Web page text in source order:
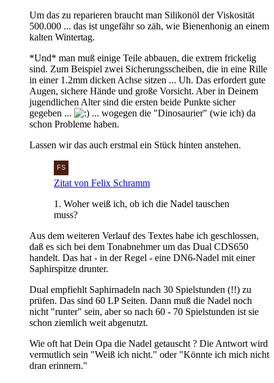
Um das zu reparieren braucht man Silikonöl der Viskosität
500.000 ... das ist ungefähr so zäh, wie Bienenhonig an einem
kalten Wintertag.
*Und* man muß einige Teile abbauen, die extrem frickelig
sind. Zum Beispiel zwei Sicherungsscheiben, die in eine Rille
in einer 1.2mm dicken Achse sitzen ... Uh. Das erfordert gute
Augen, sichere Hände und große Vorsicht. Aber in Deinem
jugendlichen Alter sind die ersten beide Punkte sicher
gegeben ...
... wogegen die "Dinosaurier" (wie ich) da
schon Probleme haben.
Lassen wir das auch erstmal ein Stück hinten anstehen.
Zitat von Felix Schramm
1. Woher weiß ich, ob ich die Nadel tauschen
muss?
Aus dem weiteren Verlauf des Textes habe ich geschlossen,
daß es sich bei dem Tonabnehmer um das Dual CDS650
handelt. Das hat - in der Regel - eine DN6-Nadel mit einer
Saphirspitze drunter.
Dual empfiehlt Saphirnadeln nach 30 Spielstunden (!!) zu
prüfen. Das sind 60 LP Seiten. Dann muß die Nadel noch
nicht "runter" sein, aber so nach 60 - 70 Spielstunden ist sie
schon ziemlich weit abgenutzt.
Wie oft hat Dein Opa die Nadel getauscht ? Die Antwort wird
vermutlich sein "Weiß ich nicht." oder "Könnte ich mich nicht
dran erinnern."